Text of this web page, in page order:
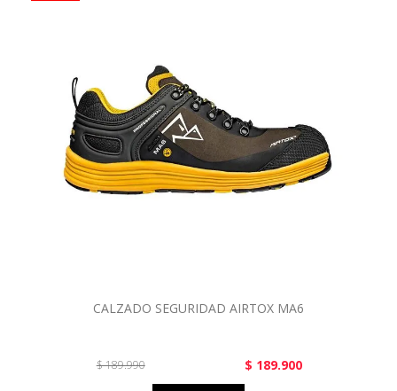
CALZADO SEGURIDAD AIRTOX MA6
$ 189.990 $ 189.900